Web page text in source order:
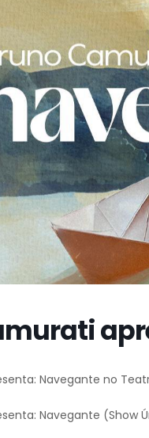
Navegante no
Navegante (Show